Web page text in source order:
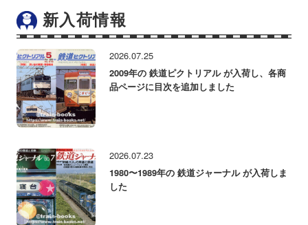
新入荷情報
2026.07.25
2009年の 鉄道ピクトリアル が入荷し、各商
品ページに目次を追加しました
2026.07.23
1980〜1989年の 鉄道ジャーナル が入荷しま
した